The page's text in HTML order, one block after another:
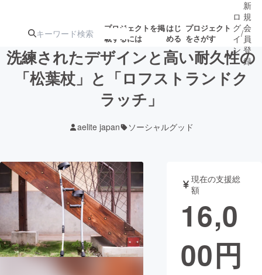
プロジェクトを掲
載するには
はじ
める
プロジェクト
をさがす
注目の新着プロ募集終了が近いプ
テクノロジー・ガジェット
映像・映画 書籍・雑誌
ビジネス・起業 チャレンジ
ロ
グ
イ
ン
/
新
規
会
員
登
録
洗練されたデザインと高い耐久性の
「松葉杖」と「ロフストランドク
ラッチ」
aelite japan ソーシャルグッド
現在の支援総
額
16,0
00円